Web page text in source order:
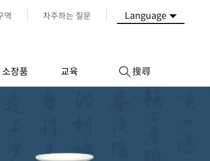
역 자주하는 질문 Language
소장품 교육 搜尋